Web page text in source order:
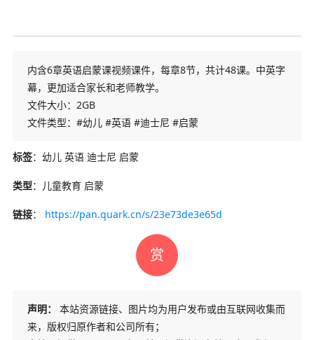
内含6章英语启蒙课视频课件，每章8节，共计48课。中英字
幕，更加适合家长和老师教学。
文件大小：2GB
文件类型：#幼儿 #英语 #迪士尼 #启蒙
标签：幼儿 英语 迪士尼 启蒙
类型：儿童教育 启蒙
链接： https://pan.quark.cn/s/23e73de3e65d
赏
声明：
本站资源链接、图片均为用户发布或由互联网收集而
来，版权归原作者和公司所有；